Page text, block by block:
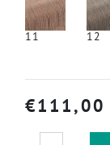
11 12
€111,00